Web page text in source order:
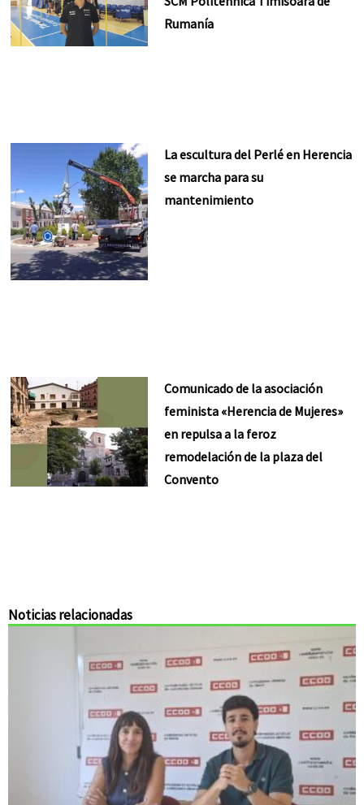
Rumanía
La escultura del Perlé en Herencia
se marcha para su
mantenimiento
Comunicado de la asociación
feminista «Herencia de Mujeres»
en repulsa a la feroz
remodelación de la plaza del
Convento
Noticias relacionadas